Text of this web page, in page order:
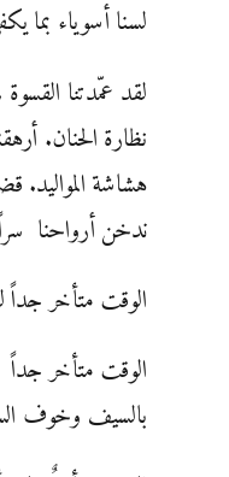
لسنا أسوياء بما
لقد عمّدتنا
نظارة الحنان.
هشاشة المواليد.
ندخن أرواحنا
الوقت متأخر
الوقت متأخر جداً
بالسيف وخوف